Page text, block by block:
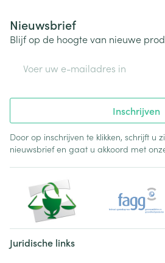
Nieuwsbrief
Blijf op de hoogte van nieuwe
Inschrijven
Door op inschrijven te klikken, schrijft u
nieuwsbrief en gaat u akkoord met
Juridische links